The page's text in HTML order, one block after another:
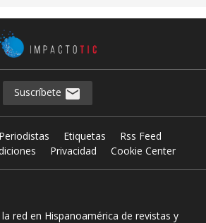
Suscríbete
Periodistas Etiquetas
Rss Feed
Privacidad Cookie Center
red en Hispanoamérica de revistas y